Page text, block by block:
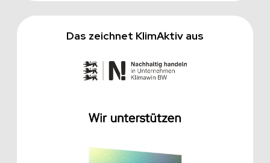
Das zeichnet KlimAktiv aus